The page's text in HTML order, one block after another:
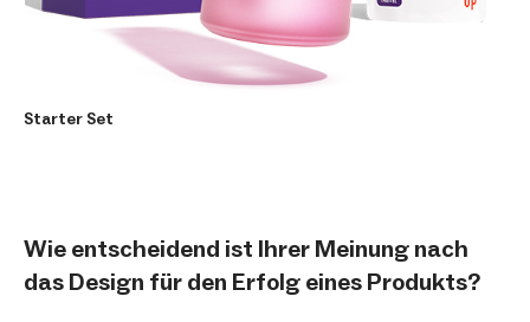
Starter Set
Wie entscheidend ist Ihrer Meinung nach
das Design für den Erfolg eines Produkts?